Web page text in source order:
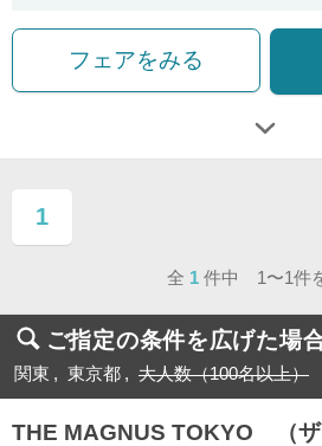
フェアをみる
1
ページ目
全 1 件中 1〜1件
ご指定の条件を広げた場
関東 東京都 大人数（100名以上）
THE MAGNUS TOKYO （